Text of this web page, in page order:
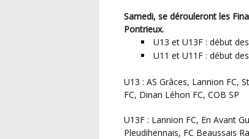
Samedi, se dérouleront les
Pontrieux.
U13 et U13F : début
U11 et U11F : début
U13 : AS Grâces, Lannion FC, Stade Briochin, AS Ginglin Cesson, AS Uzel-Merléac, Lamballe
FC, Dinan Léhon FC, COB SP
U13F : Lannion FC, En Avant Guingamp, Plérin FC, Les Lionnes du Penthièvre, Stade
Pleudihennais, FC Beaussais